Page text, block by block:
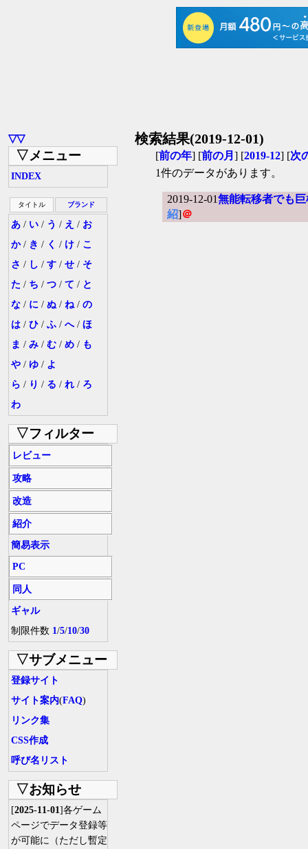
▽▽
▽メニュー
INDEX
タイトル ブランド
あ / い / う / え / お
か/ き / く / け / こ
さ / し / す / せ / そ
た / ち / つ / て / と
な / に / ぬ / ね / の
は / ひ / ふ / へ/ ほ
ま / み / む / め / も
や / ゆ / よ
ら / り / る / れ / ろ
わ
▽フィルター
レビュー
攻略
改造
紹介
簡易表示
PC
同人
ギャル
制限件数 1/5/10/30
▽サブメニュー
登録サイト
サイト案内(FAQ)
リンク集
CSS作成
呼び名リスト
▽お知らせ
[2025-11-01]各ゲーム
ページでデータ登録等
が可能に（ただし暫定
検索結果(2019-12-01)
[前の年] [前の月 ] [2019-12] [次
1件のデータがあります。
2019-12-01無能転移者でも
紹]＠